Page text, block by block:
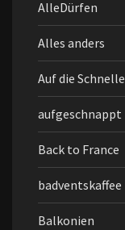
AlleDürfen
Alles anders
Auf die Schnelle
aufgeschnappt
Back to France
badventskaffee
Balkonien